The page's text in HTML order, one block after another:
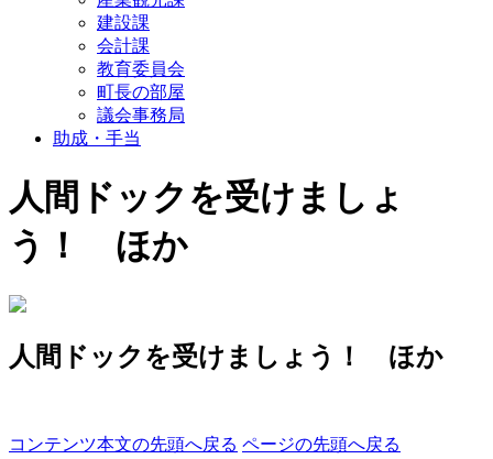
建設課
会計課
教育委員会
町長の部屋
議会事務局
助成・手当
人間ドックを受けましょ
う！ ほか
人間ドックを受けましょう！ ほか
コンテンツ本文の先頭へ戻る ページの先頭へ戻る